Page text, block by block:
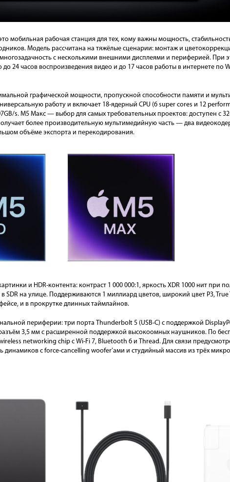
мобильная рабочая станция для тех, кому важны мощность,
Модель рассчитана на тяжёлые сценарии: монтаж и
с несколькими внешними дисплеями и периферией. При
24 часов воспроизведения видео и до 17 часов работы в интернете по
графической мощности, пропускной способности памяти и
работу и включает 18-ядерный CPU (6 super cores и 12
s. М5 Макс — выбор для самых требовательных проектов: доступен с
более производительную мультимедийную часть — два
объёме экспорта и перекодирования.
и HDR-контента: контраст 1 000 000:1, яркость XDR 1000 нит при
SDR на улице. Поддерживаются 1 миллиард цветов, широкий цвет P3,
и в прокрутке длинных таймлайнов.
периферии: три порта Thunderbolt 5 (USB-C) с поддержкой
разъём 3,5 мм с расширенной поддержкой высокоомных наушников. По
networking chip с Wi-Fi 7, Bluetooth 6 и Thread. Для связи
динамиков с force-cancelling woofer’ами и студийный массив из трёх